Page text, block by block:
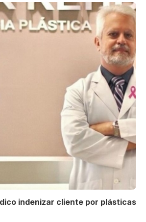
indenizar cliente por plásticas